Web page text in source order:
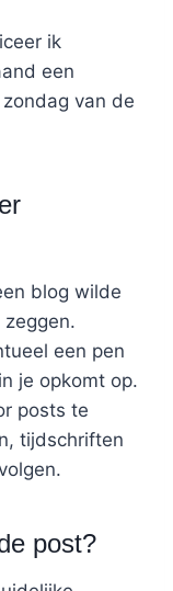
ik
een
van de
blog wilde
een pen
je opkomt op.
posts te
tijdschriften
post?